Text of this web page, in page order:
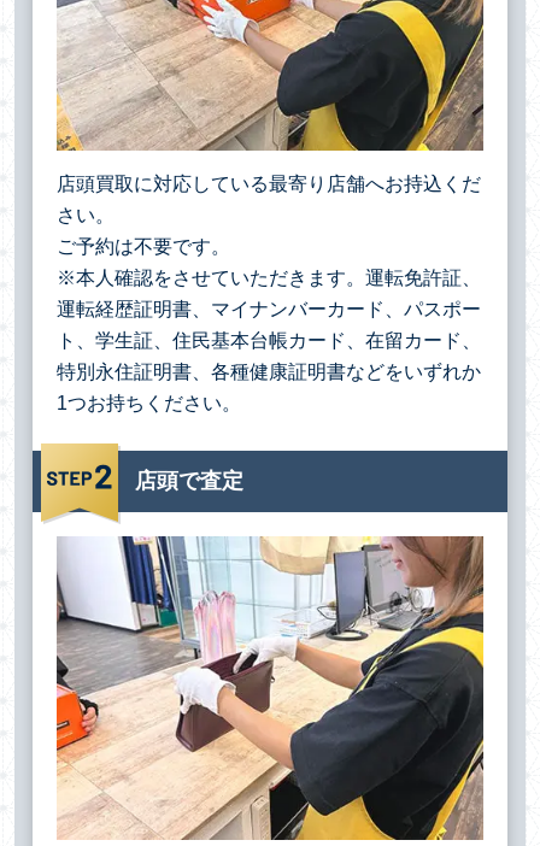
店頭買取に対応している最寄り店舗へお持込くだ
さい。
ご予約は不要です。
※本人確認をさせていただきます。運転免許証、
運転経歴証明書、マイナンバーカード、パスポー
ト、学生証、住民基本台帳カード、在留カード、
特別永住証明書、各種健康証明書などをいずれか
1つお持ちください。
店頭で査定